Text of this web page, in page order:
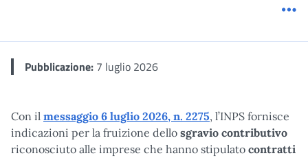
Pubblicazione: 7 luglio 2026
Con il messaggio 6 luglio 2026, n. 2275, l’INPS fornisce
indicazioni per la fruizione dello sgravio contributivo
riconosciuto alle imprese che hanno stipulato contratti